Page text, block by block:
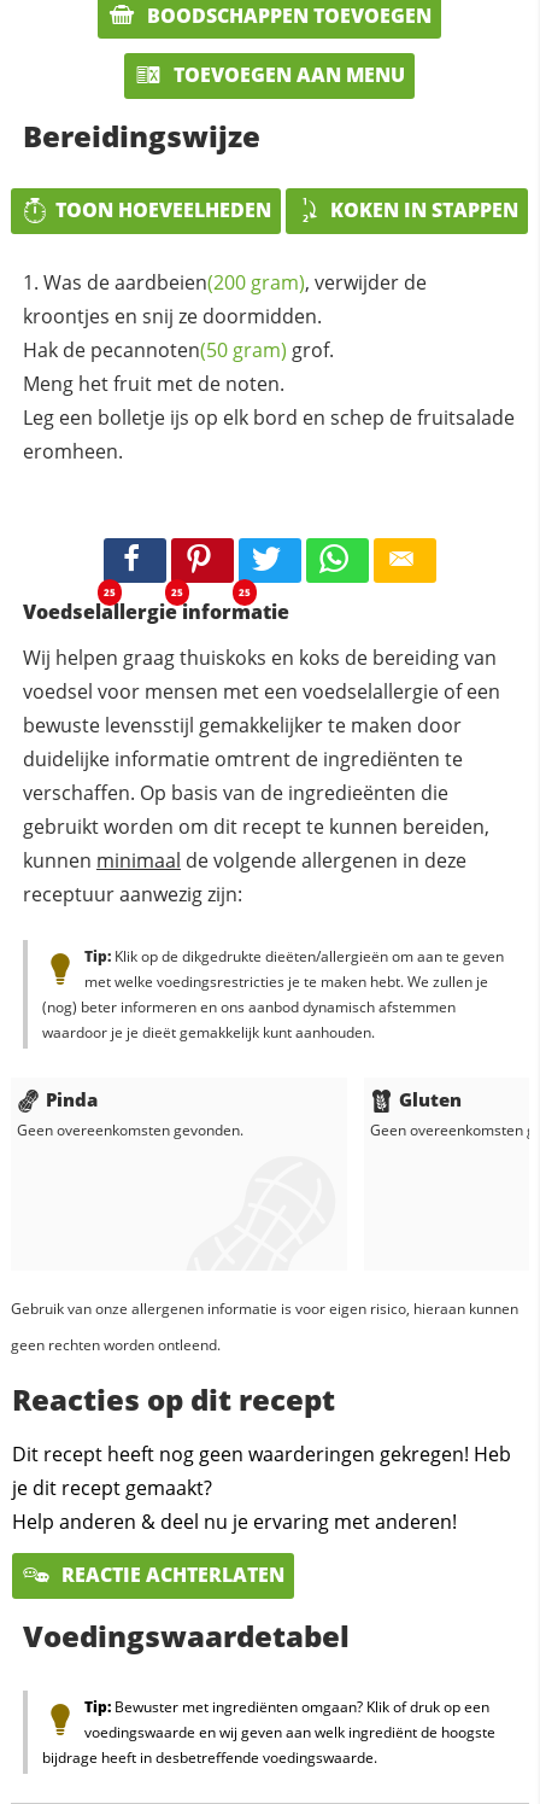
BOODSCHAPPEN TOEVOEGEN
TOEVOEGEN AAN MENU
Bereidingswijze
TOON HOEVEELHEDEN KOKEN IN STAPPEN
Was deaardbeien(200 gram), verwijder de
kroontjes en snij ze doormidden.
Hak de pecannoten(50 gram) grof.
Meng het fruit met de noten.
Leg een bolletje ijs op elk bord en schep de fruitsalade
eromheen.
25 25 25
Voedselallergie informatie
Wij helpen graag thuiskoks en koks de bereiding van
voedsel voor mensen met een voedselallergie of een
bewuste levensstijl gemakkelijker te maken door
duidelijke informatie omtrent de ingrediënten te
verschaffen. Op basis van de ingredieënten die
gebruikt worden om dit recept te kunnen bereiden,
kunnen minimaal de volgende allergenen in deze
receptuur aanwezig zijn:
Tip:Klik op de dikgedrukte dieëten/allergieën om aan te geven
met welke voedingsrestricties je te maken hebt. We zullen je
(nog) beter informeren en ons aanbod dynamisch afstemmen
waardoor je je dieët gemakkelijk kunt aanhouden.
Pinda
Geen overeenkomsten gevonden.
Gluten
Geen overeenkomsten
Gebruik van onze allergenen informatie is voor eigen risico, hieraan kunnen
geen rechten worden ontleend.
Reacties op dit recept
Dit recept heeft nog geen waarderingen gekregen! Heb
je dit recept gemaakt?
Help anderen & deel nu je ervaring met anderen!
REACTIE ACHTERLATEN
Voedingswaardetabel
Tip:Bewuster met ingrediënten omgaan? Klik of druk op een
voedingswaarde en wij geven aan welk ingrediënt de hoogste
bijdrage heeft in desbetreffende voedingswaarde.